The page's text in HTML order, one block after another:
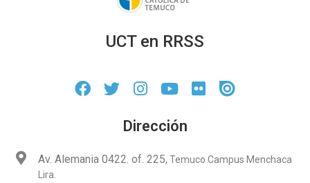
UCT en RRSS
Dirección
Av. Alemania 0422. of. 225, Temuco Campus Menchaca
Lira.